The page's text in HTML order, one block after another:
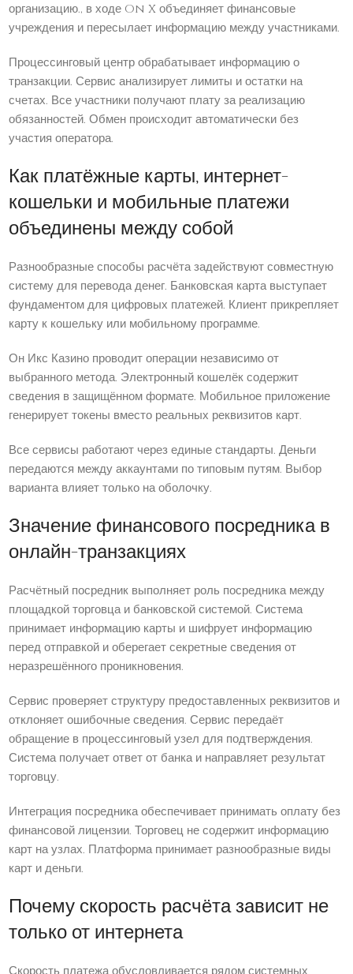
организацию., в ходе On X объединяет финансовые
учреждения и пересылает информацию между участниками.
Процессинговый центр обрабатывает информацию о
транзакции. Сервис анализирует лимиты и остатки на
счетах. Все участники получают плату за реализацию
обязанностей. Обмен происходит автоматически без
участия оператора.
Как платёжные карты, интернет-
кошельки и мобильные платежи
объединены между собой
Разнообразные способы расчёта задействуют совместную
систему для перевода денег. Банковская карта выступает
фундаментом для цифровых платежей. Клиент прикрепляет
карту к кошельку или мобильному программе.
Он Икс Казино проводит операции независимо от
выбранного метода. Электронный кошелёк содержит
сведения в защищённом формате. Мобильное приложение
генерирует токены вместо реальных реквизитов карт.
Все сервисы работают через единые стандарты. Деньги
передаются между аккаунтами по типовым путям. Выбор
варианта влияет только на оболочку.
Значение финансового посредника в
онлайн-транзакциях
Расчётный посредник выполняет роль посредника между
площадкой торговца и банковской системой. Система
принимает информацию карты и шифрует информацию
перед отправкой и оберегает секретные сведения от
неразрешённого проникновения.
Сервис проверяет структуру предоставленных реквизитов и
отклоняет ошибочные сведения. Сервис передаёт
обращение в процессинговый узел для подтверждения.
Система получает ответ от банка и направляет результат
торговцу.
Интеграция посредника обеспечивает принимать оплату без
финансовой лицензии. Торговец не содержит информацию
карт на узлах. Платформа принимает разнообразные виды
карт и деньги.
Почему скорость расчёта зависит не
только от интернета